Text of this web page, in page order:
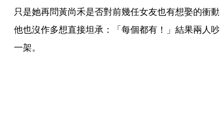
只是她再問黃尚禾是否對前幾任女友也有想娶的衝動
他也沒作多想直接坦承：「每個都有！」結果兩人吵
一架。